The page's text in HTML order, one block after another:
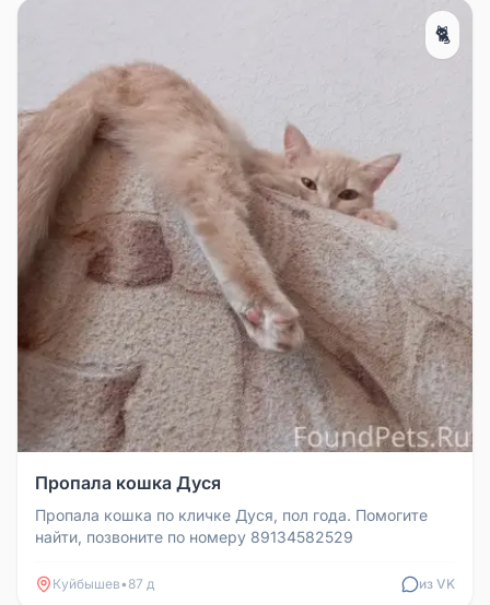
🐈
Пропала кошка Дуся
Пропала кошка по кличке Дуся, пол года. Помогите
найти, позвоните по номеру 89134582529
Куйбышев• 87 д из VK